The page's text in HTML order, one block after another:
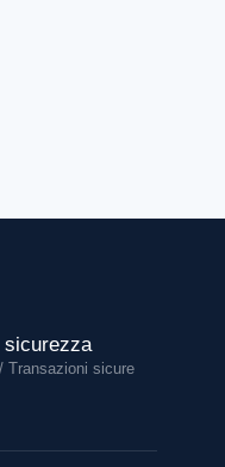
sicurezza
Transazioni sicure